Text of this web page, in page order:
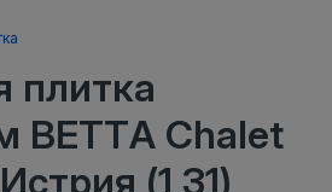
плитка
BETTA Chalet
(1,31)